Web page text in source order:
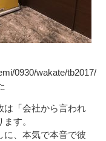
0930/wakate/tb2017/
は「会社から言われ
す。
に、本気で本音で彼